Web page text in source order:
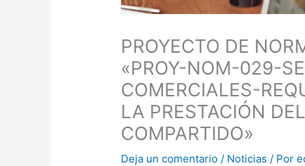
PROYECTO DE
«PROY-NOM-029-
COMERCIALES-
LA PRESTACIÓN
COMPARTIDO»
Deja un comentario / Noticias / Por